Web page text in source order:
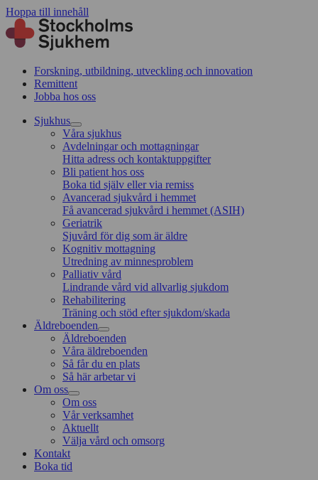
Hoppa till innehåll
Forskning, utbildning, utveckling och innovation
Remittent
Jobba hos oss
Sjukhus
Våra sjukhus
Avdelningar och mottagningar
Hitta adress och kontaktuppgifter
Bli patient hos oss
Boka tid själv eller via remiss
Avancerad sjukvård i hemmet
Få avancerad sjukvård i hemmet (ASIH)
Geriatrik
Sjuvård för dig som är äldre
Kognitiv mottagning
Utredning av minnesproblem
Palliativ vård
Lindrande vård vid allvarlig sjukdom
Rehabilitering
Träning och stöd efter sjukdom/skada
Äldreboenden
Äldreboenden
Våra äldreboenden
Så får du en plats
Så här arbetar vi
Om oss
Om oss
Vår verksamhet
Aktuellt
Välja vård och omsorg
Kontakt
Boka tid